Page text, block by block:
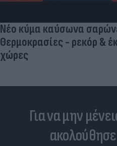
Για να μην